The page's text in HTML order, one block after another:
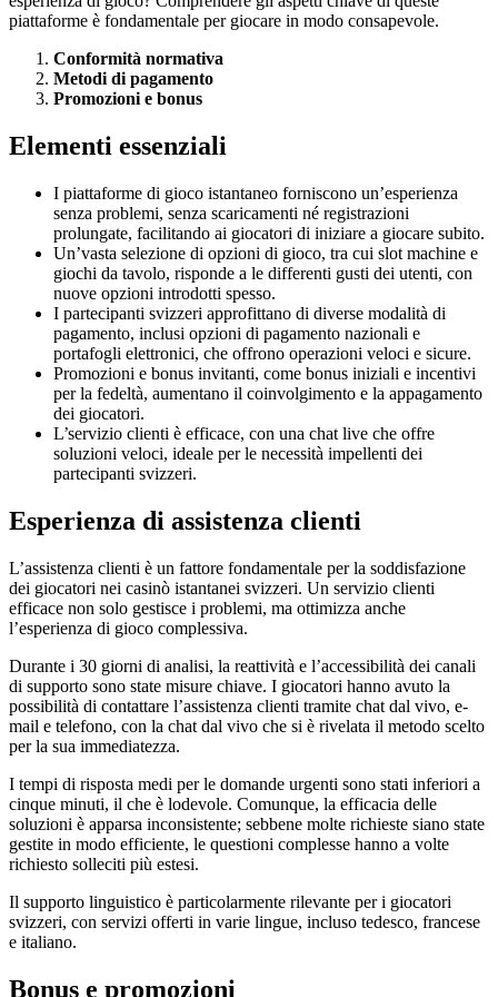
piattaforme è fondamentale per giocare in modo consapevole.
Conformità normativa
Metodi di pagamento
Promozioni e bonus
Elementi essenziali
I piattaforme di gioco istantaneo forniscono un’esperienza
senza problemi, senza scaricamenti né registrazioni
prolungate, facilitando ai giocatori di iniziare a giocare subito.
Un’vasta selezione di opzioni di gioco, tra cui slot machine e
giochi da tavolo, risponde a le differenti gusti dei utenti, con
nuove opzioni introdotti spesso.
I partecipanti svizzeri approfittano di diverse modalità di
pagamento, inclusi opzioni di pagamento nazionali e
portafogli elettronici, che offrono operazioni veloci e sicure.
Promozioni e bonus invitanti, come bonus iniziali e incentivi
per la fedeltà, aumentano il coinvolgimento e la appagamento
dei giocatori.
L’servizio clienti è efficace, con una chat live che offre
soluzioni veloci, ideale per le necessità impellenti dei
partecipanti svizzeri.
Esperienza di assistenza clienti
L’assistenza clienti è un fattore fondamentale per la soddisfazione
dei giocatori nei casinò istantanei svizzeri. Un servizio clienti
efficace non solo gestisce i problemi, ma ottimizza anche
l’esperienza di gioco complessiva.
Durante i 30 giorni di analisi, la reattività e l’accessibilità dei canali
di supporto sono state misure chiave. I giocatori hanno avuto la
possibilità di contattare l’assistenza clienti tramite chat dal vivo, e-
mail e telefono, con la chat dal vivo che si è rivelata il metodo scelto
per la sua immediatezza.
I tempi di risposta medi per le domande urgenti sono stati inferiori a
cinque minuti, il che è lodevole. Comunque, la efficacia delle
soluzioni è apparsa inconsistente; sebbene molte richieste siano state
gestite in modo efficiente, le questioni complesse hanno a volte
richiesto solleciti più estesi.
Il supporto linguistico è particolarmente rilevante per i giocatori
svizzeri, con servizi offerti in varie lingue, incluso tedesco, francese
e italiano.
Bonus e promozioni